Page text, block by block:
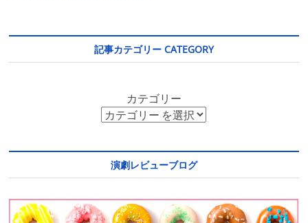
記事カテゴリー CATEGORY
カテゴリー
演劇レビューブログ